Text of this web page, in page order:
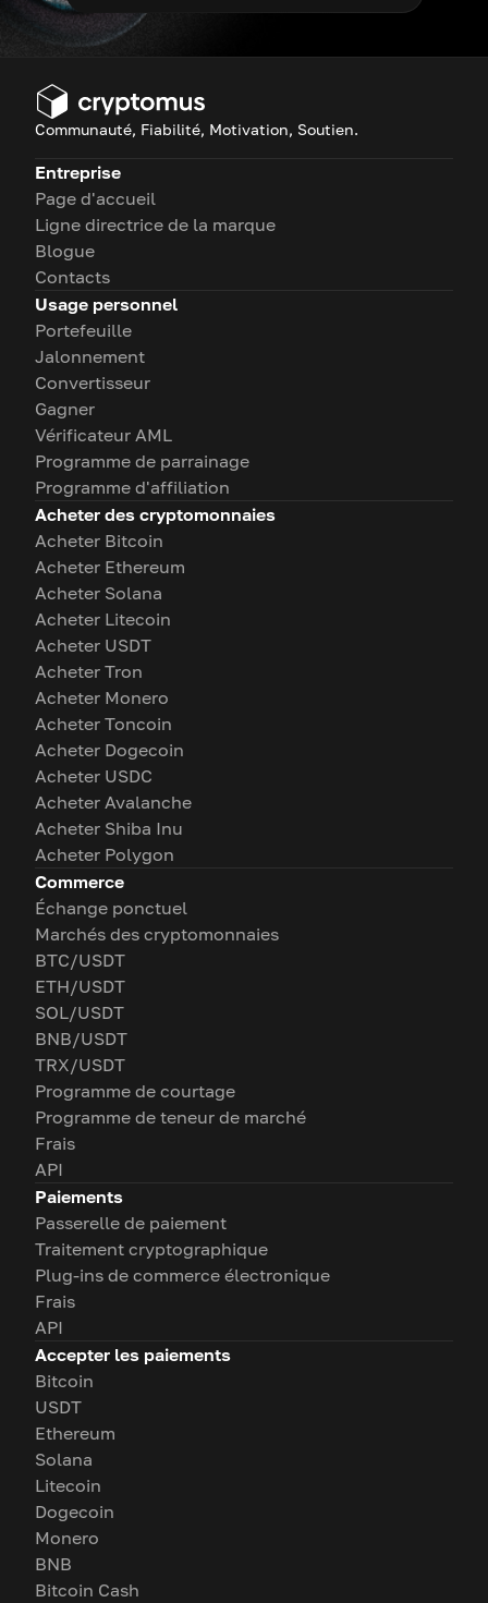
Communauté, Fiabilité, Motivation, Soutien.
Entreprise
Page d'accueil
Ligne directrice de la marque
Blogue
Contacts
Usage personnel
Portefeuille
Jalonnement
Convertisseur
Gagner
Vérificateur AML
Programme de parrainage
Programme d'affiliation
Acheter des cryptomonnaies
Acheter Bitcoin
Acheter Ethereum
Acheter Solana
Acheter Litecoin
Acheter USDT
Acheter Tron
Acheter Monero
Acheter Toncoin
Acheter Dogecoin
Acheter USDC
Acheter Avalanche
Acheter Shiba Inu
Acheter Polygon
Commerce
Échange ponctuel
Marchés des cryptomonnaies
BTC/USDT
ETH/USDT
SOL/USDT
BNB/USDT
TRX/USDT
Programme de courtage
Programme de teneur de marché
Frais
API
Paiements
Passerelle de paiement
Traitement cryptographique
Plug-ins de commerce électronique
Frais
API
Accepter les paiements
Bitcoin
USDT
Ethereum
Solana
Litecoin
Dogecoin
Monero
BNB
Bitcoin Cash